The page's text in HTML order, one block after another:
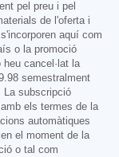
pel preu i pel
de l'oferta i
aquí com
o la promoció
cancel·lat la
semestralment
La subscripció
els termes de la
automàtiques
el moment de la
o tal com